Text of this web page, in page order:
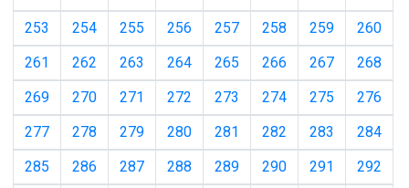
253
254 255 256 257 258 259
260
261
262 263 264 265 266 267
268
269
270 271 272 273 274 275
276
277
278 279 280 281 282 283
284
285
286 287 288 289 290 291
292